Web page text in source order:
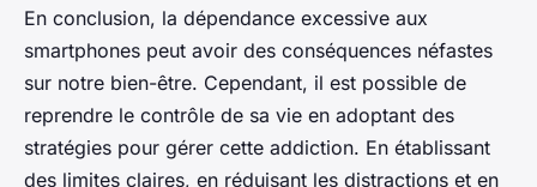
En conclusion, la dépendance excessive aux
smartphones peut avoir des conséquences néfastes
sur notre bien-être. Cependant, il est possible de
reprendre le contrôle de sa vie en adoptant des
stratégies pour gérer cette addiction. En établissant
des limites claires, en réduisant les distractions et en